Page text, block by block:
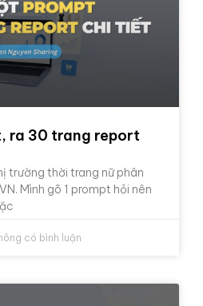
ra 30 trang report
trường thời trang nữ phân
Mình gõ 1 prompt hỏi nên
có bình luận